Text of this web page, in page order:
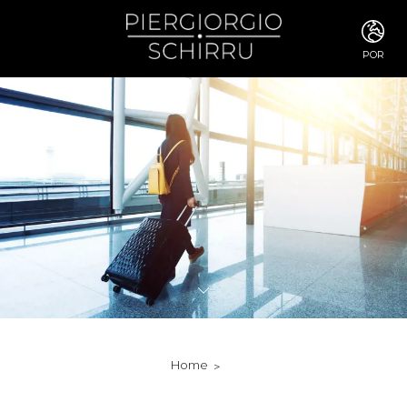
POR
ENG
FRA
DEU
ESP
RUS
JPN
SVE
ARA
DUT
KOR
Home